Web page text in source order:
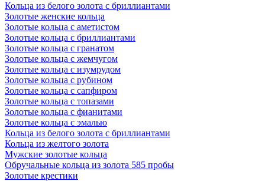
Кольца из белого золота с бриллиантами
Золотые женские кольца
Золотые кольца с аметистом
Золотые кольца с бриллиантами
Золотые кольца с гранатом
Золотые кольца с жемчугом
Золотые кольца с изумрудом
Золотые кольца с рубином
Золотые кольца с сапфиром
Золотые кольца с топазами
Золотые кольца с фианитами
Золотые кольца с эмалью
Кольца из белого золота с бриллиантами
Кольца из желтого золота
Мужские золотые кольца
Обручальные кольца из золота 585 пробы
Золотые крестики